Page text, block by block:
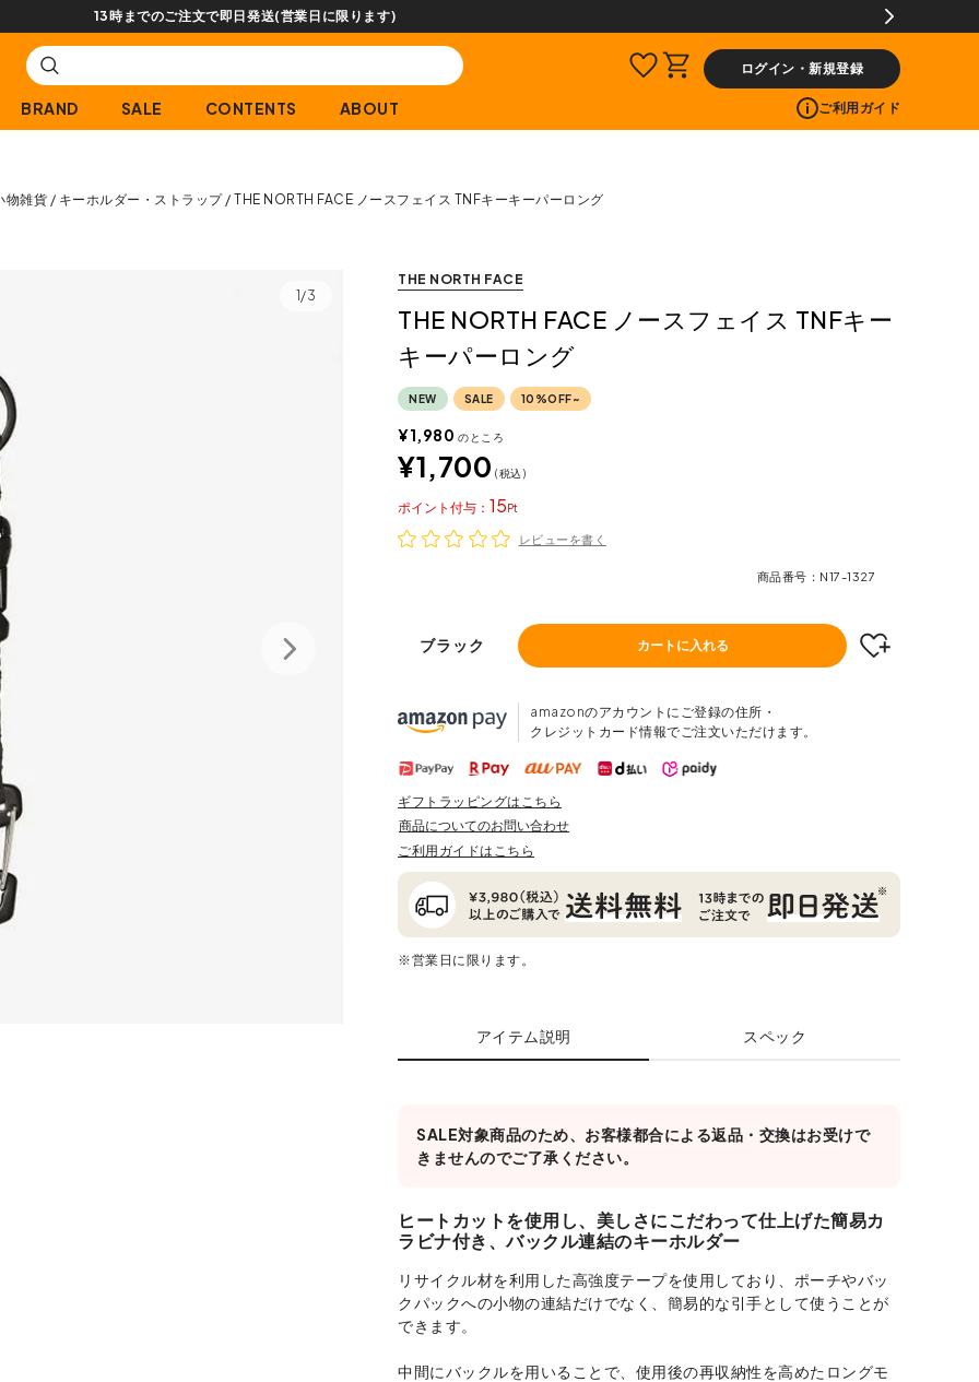
ログイン・新規登録
BRAND SALE CONTENTS ABOUT ご利用ガイド
物雑貨 キーホルダー・ストラップ THE NORTH FACE ノースフェイス TNFキーキーパーロング
1/3
THE NORTH FACE
THE NORTH FACE ノースフェイス TNFキー
キーパーロング
NEW SALE 10%OFF~
¥1,980 のところ
¥1,700 税込
15
ポイント
レビューを書く
商品番号 N17-1327
ブラック カートに入れる
amazonのアカウントにご登録の住所・
クレジットカード情報でご注文いただけます。
ギフトラッピングはこちら
商品についてのお問い合わせ
ご利用ガイドはこちら
※営業日に限ります。
アイテム説明 スペック
SALE対象商品のため、お客様都合による返品・交換はお受けで
きませんのでご了承ください。
ヒートカットを使用し、美しさにこだわって仕上げた簡易カ
ラビナ付き、バックル連結のキーホルダー
リサイクル材を利用した高強度テープを使用しており、ポーチやバッ
クパックへの小物の連結だけでなく、簡易的な引手として使うことが
できます。
中間にバックルを用いることで、使用後の再収納性を高めたロングモ